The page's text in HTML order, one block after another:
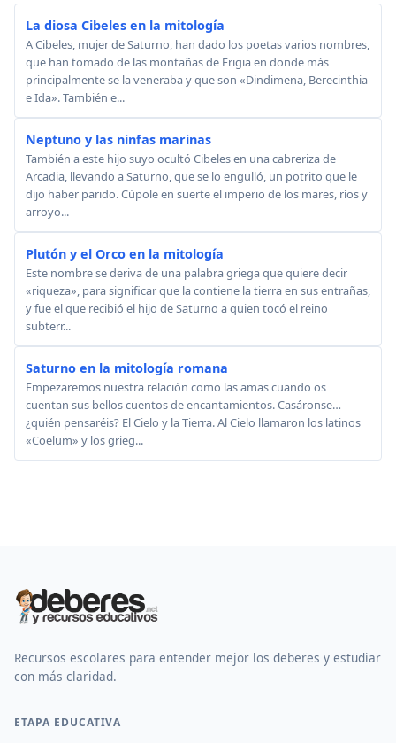
La diosa Cibeles en la mitología
A Cibeles, mujer de Saturno, han dado los poetas varios nombres,
que han tomado de las montañas de Frigia en donde más
principalmente se la veneraba y que son «Dindimena, Berecinthia
e Ida». También e...
Neptuno y las ninfas marinas
También a este hijo suyo ocultó Cibeles en una cabreriza de
Arcadia, llevando a Saturno, que se lo engulló, un potrito que le
dijo haber parido. Cúpole en suerte el imperio de los mares, ríos y
arroyo...
Plutón y el Orco en la mitología
Este nombre se deriva de una palabra griega que quiere decir
«riqueza», para significar que la contiene la tierra en sus entrañas,
y fue el que recibió el hijo de Saturno a quien tocó el reino
subterr...
Saturno en la mitología romana
Empezaremos nuestra relación como las amas cuando os
cuentan sus bellos cuentos de encantamientos. Casáronse…
¿quién pensaréis? El Cielo y la Tierra. Al Cielo llamaron los latinos
«Coelum» y los grieg...
Recursos escolares para entender mejor los deberes y estudiar
con más claridad.
ETAPA EDUCATIVA